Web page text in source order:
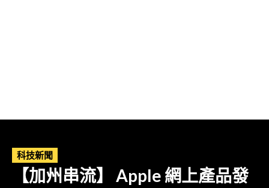
科技新聞
【加州串流】 Apple 網上產品發